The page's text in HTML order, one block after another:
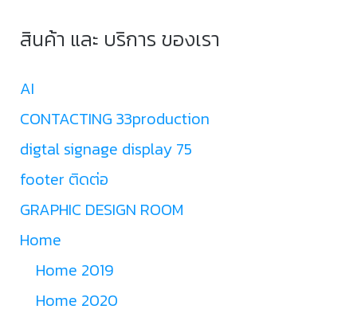
สินค้า และ บริการ ของเรา
AI
CONTACTING 33production
digtal signage display 75
footer ติดต่อ
GRAPHIC DESIGN ROOM
Home
Home 2019
Home 2020